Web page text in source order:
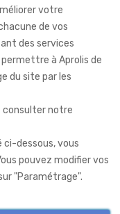
votre
de vos
des services
à Aprolis de
du site par les
consulter notre
ci-dessous, vous
pouvez modifier vos
"Paramétrage".